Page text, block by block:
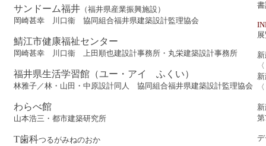
サンドーム福井 （福井県産業振興施設）
岡崎甚幸 川口衞 協同組合福井県建築設計監理協会
鯖江市健康福祉センター
岡崎甚幸 川口衞 上田順也建設計事務所・丸栄建築設計事務所
福井県生活学習館（ユー・アイ ふくい）
林雅子／林・山田・中原設計同人 協同組合福井県建築設計監理協会
わらべ館
山本浩三・都市建築研究所
T歯科つるがみねのおか